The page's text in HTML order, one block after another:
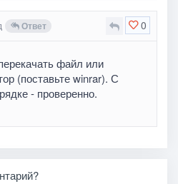
0
Ответ
файл или
(поставьте winrar). С
- проверенно.